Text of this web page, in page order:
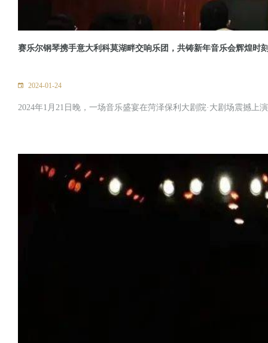
赛乐尔钢琴携手意大利科莫湖畔交响乐团，共铸新年音乐会辉煌时
2024-01-24
2024年1月21日晚，一场音乐盛宴在菏泽保利大剧院·大剧场震撼上